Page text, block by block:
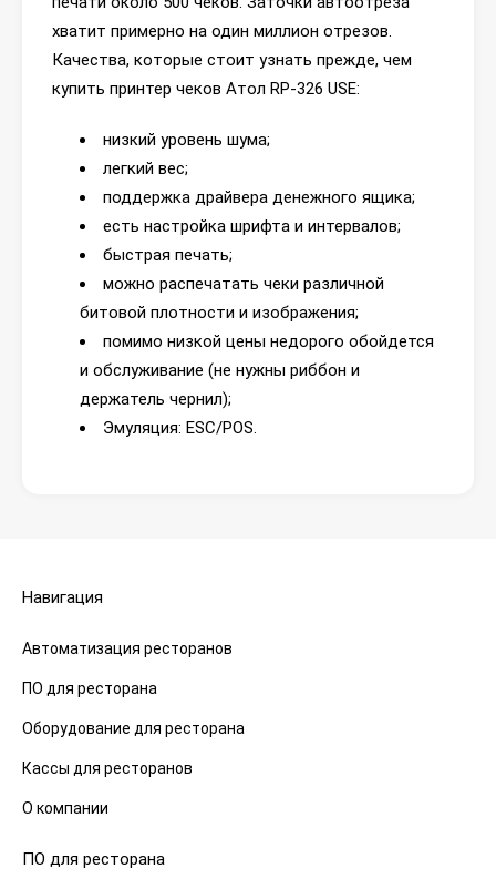
хватит примерно на один миллион отрезов.
Качества, которые стоит узнать прежде, чем
купить принтер чеков Атол RP-326 USE:
низкий уровень шума;
легкий вес;
поддержка драйвера денежного ящика;
есть настройка шрифта и интервалов;
быстрая печать;
можно распечатать чеки различной
битовой плотности и изображения;
помимо низкой цены недорого обойдется
и обслуживание (не нужны риббон и
держатель чернил);
Эмуляция: ESC/POS.
Навигация
Автоматизация ресторанов
ПО для ресторана
Оборудование для ресторана
Кассы для ресторанов
О компании
ПО для ресторана